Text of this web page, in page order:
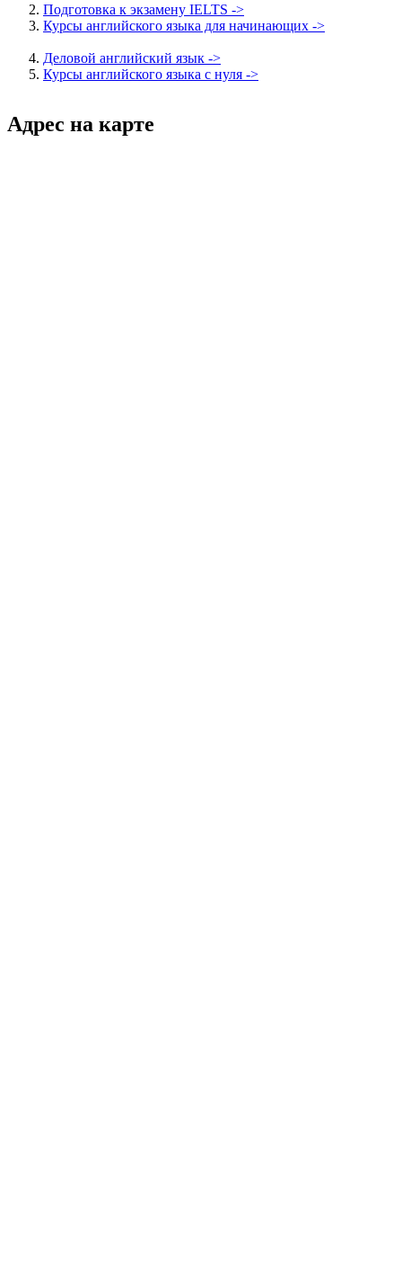
Подготовка к экзамену IELTS ->
Курсы английского языка для начинающих ->
Деловой английский язык ->
Курсы английского языка с нуля ->
Адрес на карте